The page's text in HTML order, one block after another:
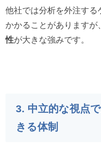
他社では分析を外注す
かかることがありますが
性が大きな強みです。
3. 中立的な視点
きる体制